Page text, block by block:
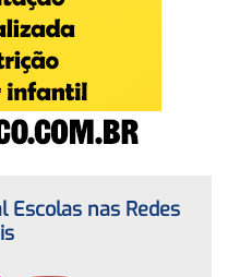
Escolas nas Redes